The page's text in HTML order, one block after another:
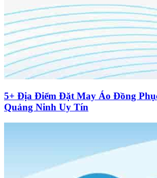
5+ Địa Điểm Đặt May Áo Đồng
Quảng Ninh Uy Tín